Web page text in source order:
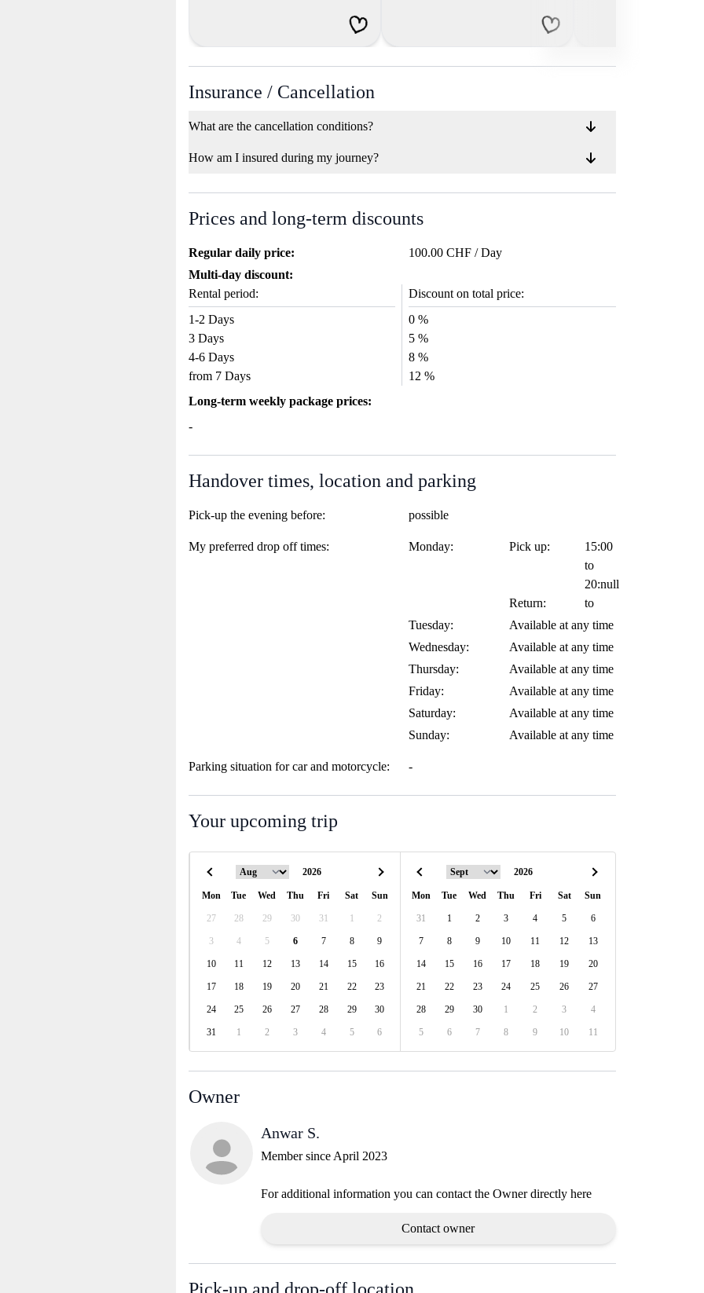
Insurance / Cancellation
What are the cancellation conditions?
How am I insured during my journey?
Prices and long-term discounts
Regular daily price:
100.00 CHF / Day
Multi-day discount:
Rental period:
Discount on total price:
1-2 Days
0 %
3 Days
5 %
4-6 Days
8 %
from 7 Days
12 %
Long-term weekly package prices:
-
Handover times, location and parking
Pick-up the evening before: possible
My preferred drop off times: Monday: Pick up:
15:00
to
20:null
Return:
to
Tuesday:
Available at any time
Wednesday:
Available at any time
Thursday:
Available at any time
Friday:
Available at any time
Saturday:
Available at any time
Sunday:
Available at any time
Parking situation for car and motorcycle: -
Your upcoming trip
Mon Tue Wed Thu Fri Sat Sun
27 28 29 30 31 1 2
3 4 5 6 7 8 9
10 11 12 13 14 15 16
17 18 19 20 21 22 23
24 25 26 27 28 29 30
31 1 2 3 4 5 6
Mon Tue Wed Thu Fri Sat Sun
31 1 2 3 4 5 6
7 8 9 10 11 12 13
14 15 16 17 18 19 20
21 22 23 24 25 26 27
28 29 30 1 2 3 4
5 6 7 8 9 10 11
Owner
Anwar S.
Member since April 2023
For additional information you can contact the Owner directly here
Contact owner